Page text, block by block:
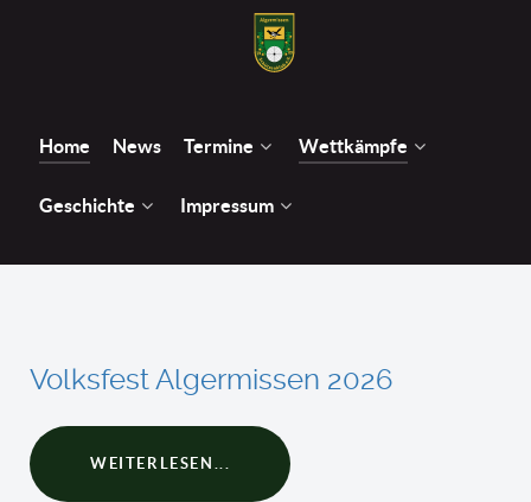
Home News Termine Wettkämpfe
Geschichte Impressum
Volksfest Algermissen 2026
WEITERLESEN...